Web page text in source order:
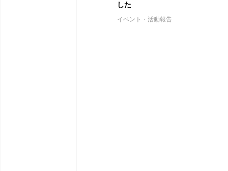
した
イベント・活動報告